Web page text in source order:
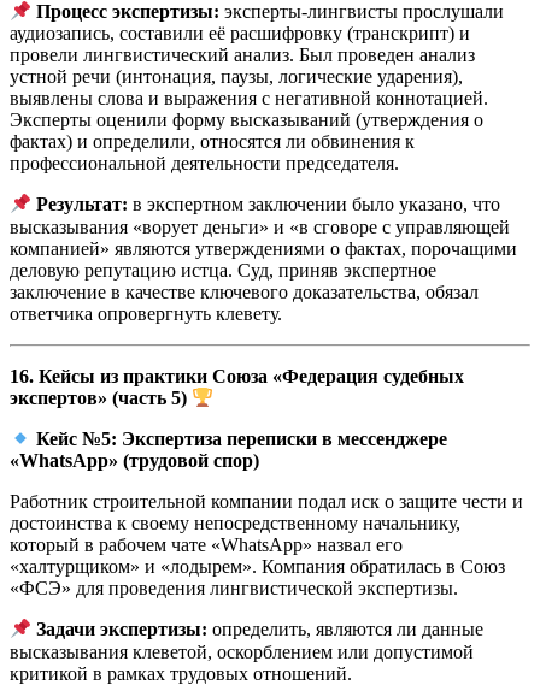
Процесс экспертизы: эксперты-лингвисты прослушали
аудиозапись, составили её расшифровку (транскрипт) и
провели лингвистический анализ. Был проведен анализ
устной речи (интонация, паузы, логические ударения),
выявлены слова и выражения с негативной коннотацией.
Эксперты оценили форму высказываний (утверждения о
фактах) и определили, относятся ли обвинения к
профессиональной деятельности председателя.
Результат: в экспертном заключении было указано, что
высказывания «ворует деньги» и «в сговоре с управляющей
компанией» являются утверждениями о фактах, порочащими
деловую репутацию истца. Суд, приняв экспертное
заключение в качестве ключевого доказательства, обязал
ответчика опровергнуть клевету.
16. Кейсы из практики Союза «Федерация судебных
экспертов» (часть 5)
Кейс №5: Экспертиза переписки в мессенджере
«WhatsApp» (трудовой спор)
Работник строительной компании подал иск о защите чести и
достоинства к своему непосредственному начальнику,
который в рабочем чате «WhatsApp» назвал его
«халтурщиком» и «лодырем». Компания обратилась в Союз
«ФСЭ» для проведения лингвистической экспертизы.
Задачи экспертизы: определить, являются ли данные
высказывания клеветой, оскорблением или допустимой
критикой в рамках трудовых отношений.